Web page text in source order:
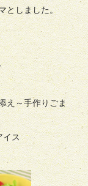
としました。
え～手作りごま
イス